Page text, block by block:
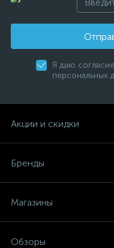
Я даю
персональных
Акции и скидки
Бренды
Магазины
Обзоры